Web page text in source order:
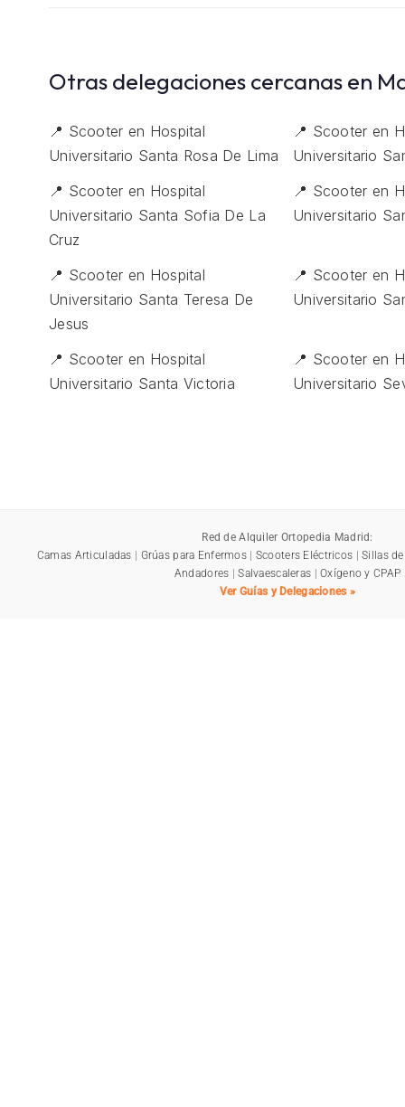
Otras delegaciones cercanas en
📍 Scooter en Hospital
Universitario Santa Rosa De Lima
📍 Scooter en
Universitario
📍 Scooter en Hospital
Universitario Santa Sofia De La
Cruz
📍 Scooter en
Universitario
📍 Scooter en Hospital
Universitario Santa Teresa De
Jesus
📍 Scooter en
Universitario
📍 Scooter en Hospital
Universitario Santa Victoria
📍 Scooter en
Universitario
Red de Alquiler Ortopedia Madrid:
Camas Articuladas | Grúas para Enfermos | Scooters Eléctricos |Sillas
Andadores |Salvaescaleras |Oxígeno y CPAP
Ver Guías y Delegaciones »